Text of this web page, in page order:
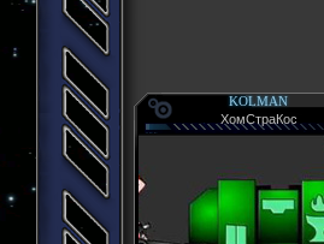
KOLMAN
ХомСтраКос